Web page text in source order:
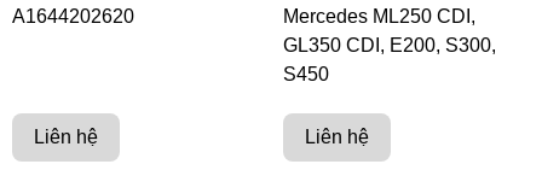
A1644202620
Liên hệ
Mercedes ML250 CDI,
GL350 CDI, E200, S300,
S450
Liên hệ